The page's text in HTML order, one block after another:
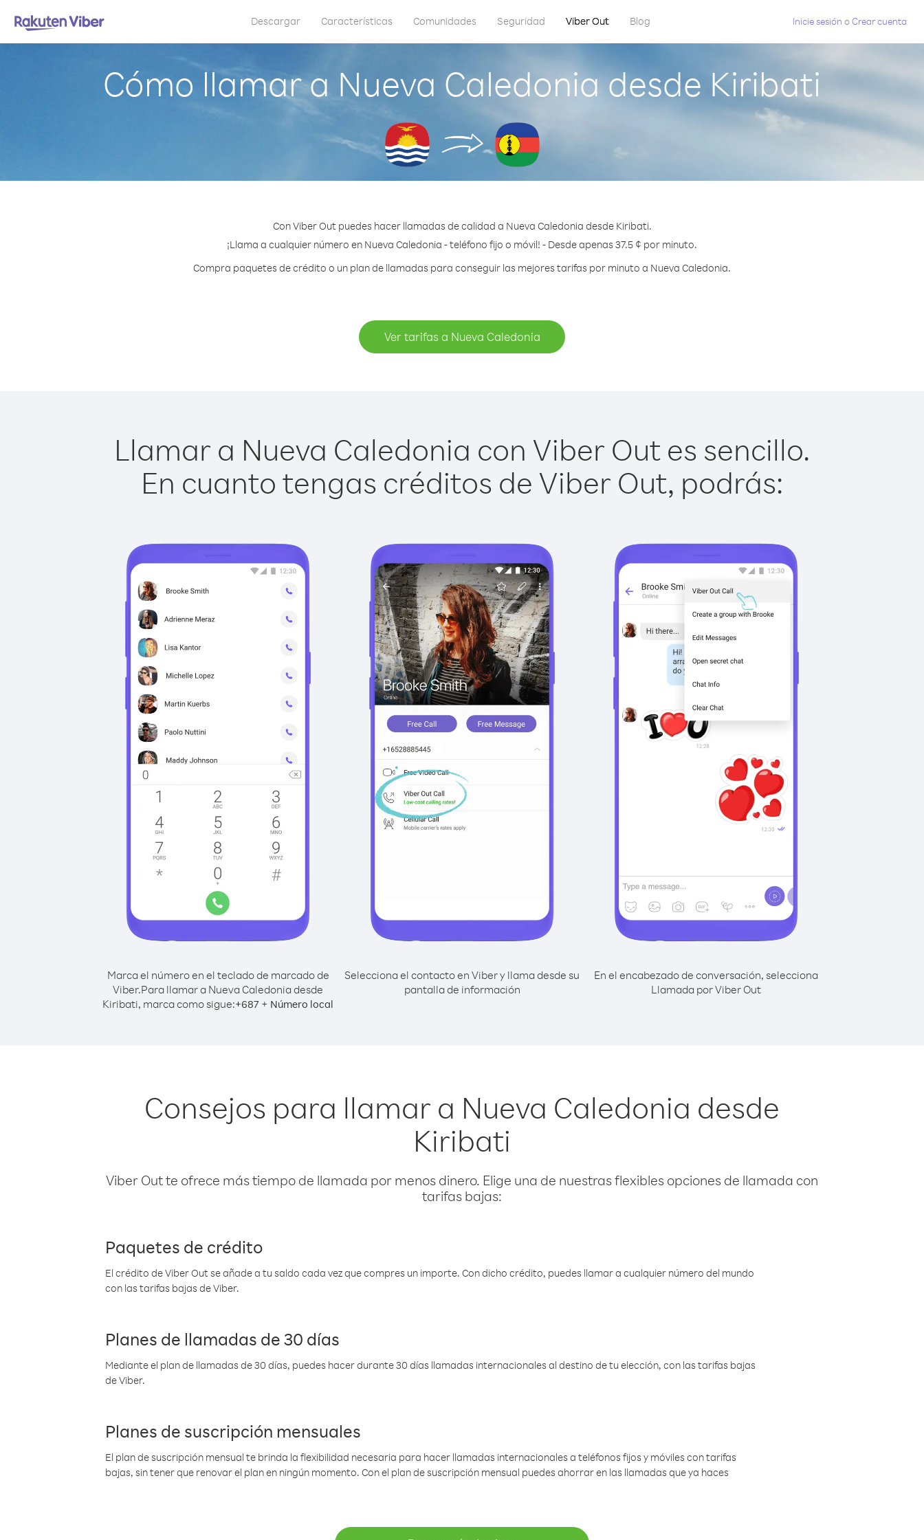
Descargar Características Comunidades Seguridad Viber Out Blog Inicie sesión oCrear cuenta
Cómo llamar a Nueva Caledonia desde Kiribati
Con Viber Out puedes hacer llamadas de calidad a Nueva Caledonia desde Kiribati.
¡Llama a cualquier número en Nueva Caledonia - teléfono fijo o móvil! - Desde apenas 37.5 ¢ por minuto.
Compra paquetes de crédito o un plan de llamadas para conseguir las mejores tarifas por minuto a Nueva Caledonia.
Ver tarifas a Nueva Caledonia
Llamar a Nueva Caledonia con Viber Out es sencillo.
En cuanto tengas créditos de Viber Out, podrás:
Marca el número en el teclado de marcado de
Viber.Para llamar a Nueva Caledonia desde
Kiribati, marca como sigue:+687 + Número local
Selecciona el contacto en Viber y llama desde su
pantalla de información
En el encabezado de conversación, selecciona
Llamada por Viber Out
Consejos para llamar a Nueva Caledonia desde
Kiribati
Viber Out te ofrece más tiempo de llamada por menos dinero. Elige una de nuestras flexibles opciones de llamada con
tarifas bajas:
Paquetes de crédito
El crédito de Viber Out se añade a tu saldo cada vez que compres un importe. Con dicho crédito, puedes llamar a cualquier número del mundo
con las tarifas bajas de Viber.
Planes de llamadas de 30 días
Mediante el plan de llamadas de 30 días, puedes hacer durante 30 días llamadas internacionales al destino de tu elección, con las tarifas bajas
de Viber.
Planes de suscripción mensuales
El plan de suscripción mensual te brinda la flexibilidad necesaria para hacer llamadas internacionales a teléfonos fijos y móviles con tarifas
bajas, sin tener que renovar el plan en ningún momento. Con el plan de suscripción mensual puedes ahorrar en las llamadas que ya haces